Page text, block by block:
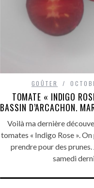
GOÛTER
TOMATE « INDIGO
BASSIN D’ARCACHON.
Voilà ma dernière
tomates « Indigo Rose ».
prendre pour des prunes.
samedi